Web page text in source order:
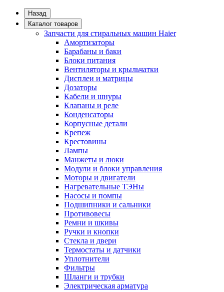
Назад
Каталог товаров
Запчасти для стиральных машин Haier
Амортизаторы
Барабаны и баки
Блоки питания
Вентиляторы и крыльчатки
Дисплеи и матрицы
Дозаторы
Кабели и шнуры
Клапаны и реле
Конденсаторы
Корпусные детали
Крепеж
Крестовины
Лампы
Манжеты и люки
Модули и блоки управления
Моторы и двигатели
Нагревательные ТЭНы
Насосы и помпы
Подшипники и сальники
Противовесы
Ремни и шкивы
Ручки и кнопки
Стекла и двери
Термостаты и датчики
Уплотнители
Фильтры
Шланги и трубки
Электрическая арматура